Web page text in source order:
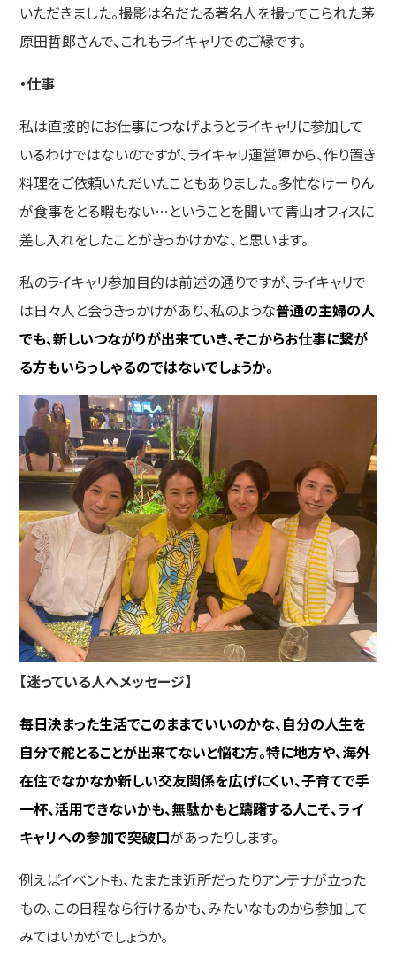
いただきました。撮影は名だたる著名人を撮ってこられた茅
原田哲郎さんで、これもライキャリでのご縁です。
・仕事
私は直接的にお仕事につなげようとライキャリに参加して
いるわけではないのですが、ライキャリ運営陣から、作り置き
料理をご依頼いただいたこともありました。多忙なけーりん
が食事をとる暇もない…ということを聞いて青山オフィスに
差し入れをしたことがきっかけかな、と思います。
私のライキャリ参加目的は前述の通りですが、ライキャリで
は日々人と会うきっかけがあり、私のような普通の主婦の人
でも、新しいつながりが出来ていき、そこからお仕事に繋が
る方もいらっしゃるのではないでしょうか。
【迷っている人へメッセージ】
毎日決まった生活でこのままでいいのかな、自分の人生を
自分で舵とることが出来てないと悩む方。特に地方や、海外
在住でなかなか新しい交友関係を広げにくい、子育てで手
一杯、活用できないかも、無駄かもと躊躇する人こそ、ライ
キャリへの参加で突破口があったりします。
例えばイベントも、たまたま近所だったりアンテナが立った
もの、この日程なら行けるかも、みたいなものから参加して
みてはいかがでしょうか。